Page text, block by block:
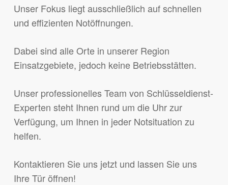
Unser Fokus liegt ausschließlich auf schnellen
und effizienten Notöffnungen.
Dabei sind alle Orte in unserer Region
Einsatzgebiete, jedoch keine Betriebsstätten.
Unser professionelles Team von Schlüsseldienst-
Experten steht Ihnen rund um die Uhr zur
Verfügung, um Ihnen in jeder Notsituation zu
helfen.
Kontaktieren Sie uns jetzt und lassen Sie uns
Ihre Tür öffnen!